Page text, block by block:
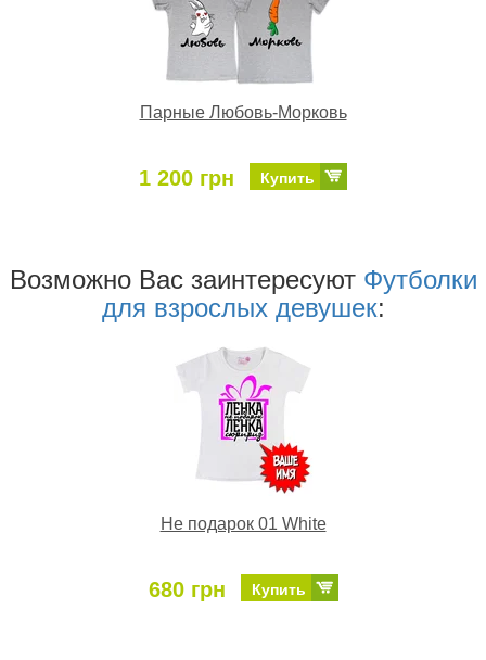
Парные Любовь-Морковь
1 200 грн Купить
Возможно Ваc заинтересуют Футболки
для взрослых девушек:
Не подарок 01 White
680 грн Купить